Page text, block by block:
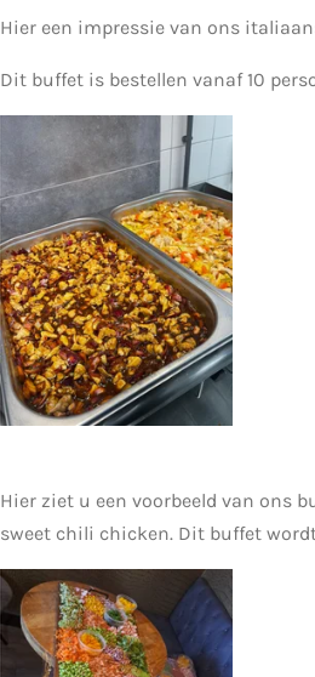
Hier een impressie van ons
Dit buffet is bestellen vanaf 10
Hier ziet u een voorbeeld van ons
sweet chili chicken. Dit buffet